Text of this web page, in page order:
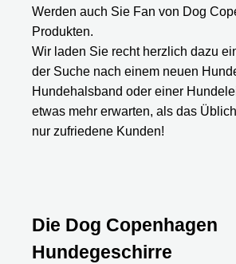
Werden auch Sie Fan von Dog
Produkten.
Wir laden Sie recht herzlich dazu
der Suche nach einem neuen
Hundehalsband oder einer
etwas mehr erwarten, als das
nur zufriedene Kunden!
Die Dog Copenhagen
Hundegeschirre